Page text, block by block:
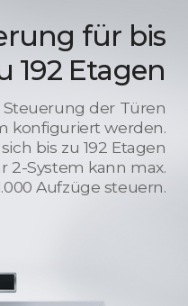
für bis
192 Etagen
der Türen
konfiguriert werden.
bis zu 192 Etagen
2-System kann max.
Aufzüge steuern.